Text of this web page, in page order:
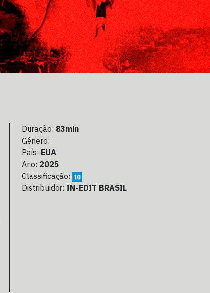
Duração: 83min
Gênero:
País: EUA
Ano: 2025
Classificação:
Distribuidor: IN-EDIT BRASIL